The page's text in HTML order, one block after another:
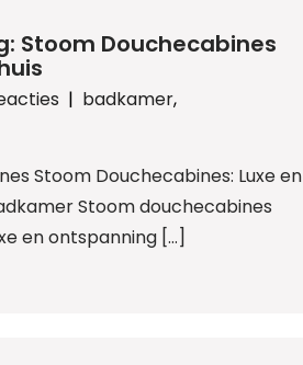
Stoom Douchecabines
| badkamer,
Stoom Douchecabines: Luxe en
Stoom douchecabines
en ontspanning […]